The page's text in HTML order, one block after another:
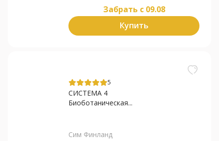
Забрать c 09.08
Купить
5
СИСТЕМА 4
Биоботаническая...
Сим Финланд